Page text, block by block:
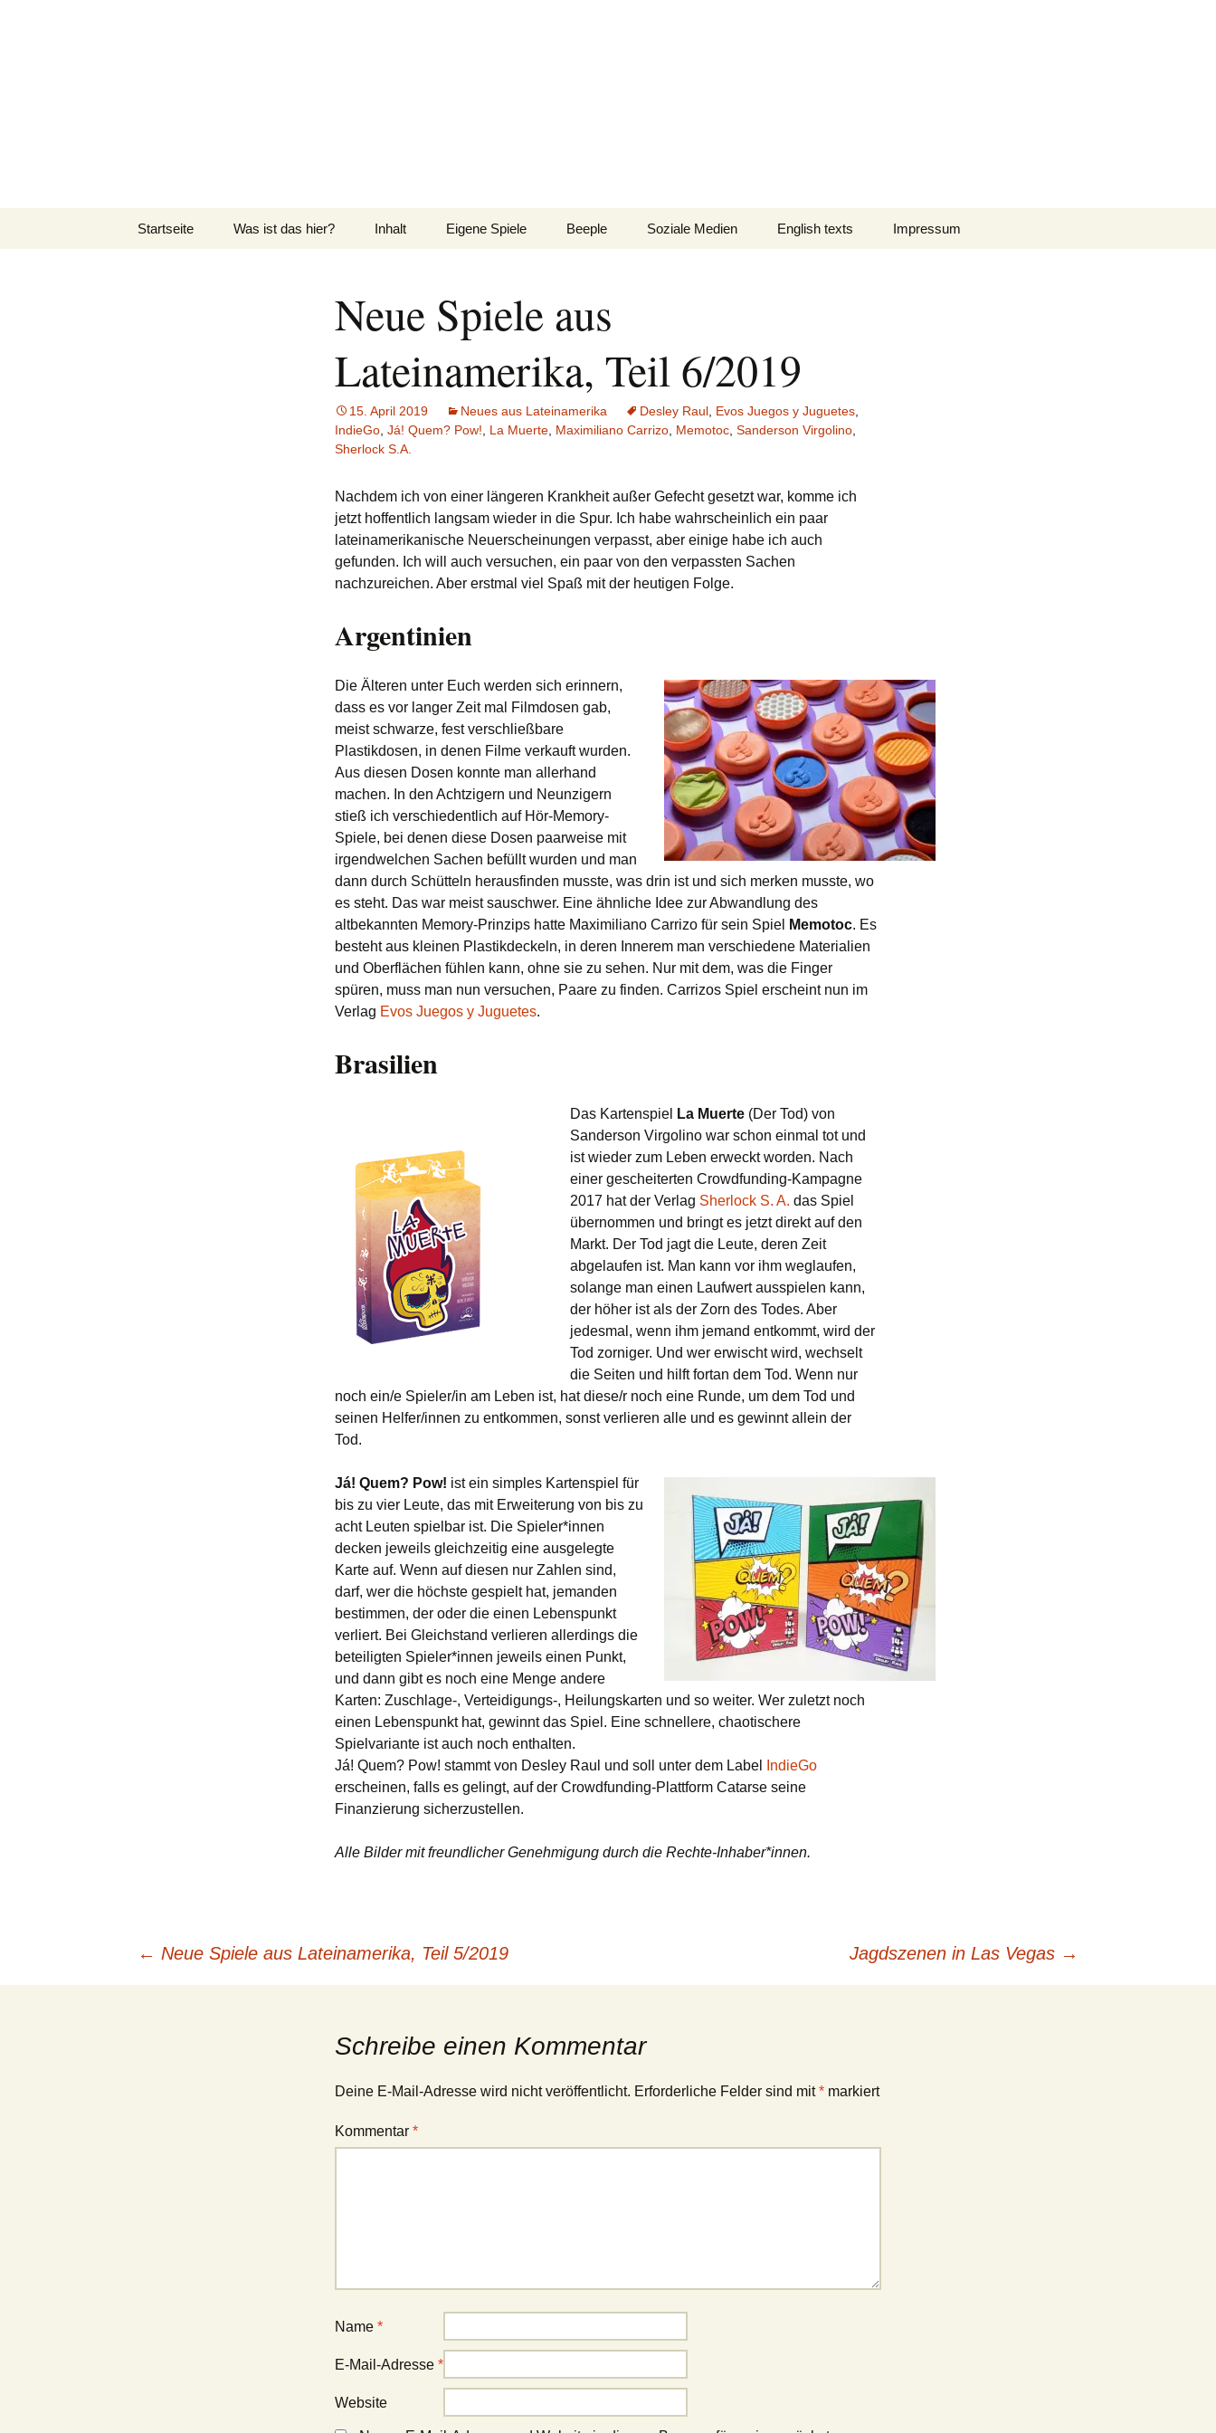
Startseite Was ist das hier? Inhalt
Verlagsliste
Lateinamerika
Verlagsliste Argentinien
Verlagsliste Brasilien
Verlagsliste Chile
Verlagsliste Ecuador
Verlagsliste Guatemala
Verlagsliste Kolumbien
Verlagsliste Peru
Verlagsliste Uruguay
Verlagsliste Venezuela
Eigene Spiele
Mission Impractical
Pari
Schiebung
Tricky Bid
Unmöglich!?/Débrouille-
toi!
Beeple Soziale Medien English texts Impressum
Neue Spiele aus
Lateinamerika, Teil 6/2019
15. April 2019 Neues aus Lateinamerika Desley Raul Evos Juegos y Juguetes
IndieGo Já! Quem? Pow! La Muerte Maximiliano Carrizo Memotoc Sanderson Virgolino
Sherlock S.A.
Nachdem ich von einer längeren Krankheit außer Gefecht gesetzt war, komme ich
jetzt hoffentlich langsam wieder in die Spur. Ich habe wahrscheinlich ein paar
lateinamerikanische Neuerscheinungen verpasst, aber einige habe ich auch
gefunden. Ich will auch versuchen, ein paar von den verpassten Sachen
nachzureichen. Aber erstmal viel Spaß mit der heutigen Folge.
Argentinien
Die Älteren unter Euch werden sich erinnern,
dass es vor langer Zeit mal Filmdosen gab,
meist schwarze, fest verschließbare
Plastikdosen, in denen Filme verkauft wurden.
Aus diesen Dosen konnte man allerhand
machen. In den Achtzigern und Neunzigern
stieß ich verschiedentlich auf Hör-Memory-
Spiele, bei denen diese Dosen paarweise mit
irgendwelchen Sachen befüllt wurden und man
dann durch Schütteln herausfinden musste, was drin ist und sich merken musste, wo
es steht. Das war meist sauschwer. Eine ähnliche Idee zur Abwandlung des
altbekannten Memory-Prinzips hatte Maximiliano Carrizo für sein Spiel
Memotoc. Es
besteht aus kleinen Plastikdeckeln, in deren Innerem man verschiedene Materialien
und Oberflächen fühlen kann, ohne sie zu sehen. Nur mit dem, was die Finger
spüren, muss man nun versuchen, Paare zu finden. Carrizos Spiel erscheint nun im
Verlag Evos Juegos y Juguetes.
Brasilien
Das Kartenspiel La Muerte (Der Tod) von
Sanderson Virgolino war schon einmal tot und
ist wieder zum Leben erweckt worden. Nach
einer gescheiterten Crowdfunding-Kampagne
2017 hat der Verlag Sherlock S. A. das Spiel
übernommen und bringt es jetzt direkt auf den
Markt. Der Tod jagt die Leute, deren Zeit
abgelaufen ist. Man kann vor ihm weglaufen,
solange man einen Laufwert ausspielen kann,
der höher ist als der Zorn des Todes. Aber
jedesmal, wenn ihm jemand entkommt, wird der
Tod zorniger. Und wer erwischt wird, wechselt
die Seiten und hilft fortan dem Tod. Wenn nur
noch ein/e Spieler/in am Leben ist, hat diese/r noch eine Runde, um dem Tod und
seinen Helfer/innen zu entkommen, sonst verlieren alle und es gewinnt allein der
Tod.
Já! Quem? Pow! ist ein simples Kartenspiel für
bis zu vier Leute, das mit Erweiterung von bis zu
acht Leuten spielbar ist. Die Spieler*innen
decken jeweils gleichzeitig eine ausgelegte
Karte auf. Wenn auf diesen nur Zahlen sind,
darf, wer die höchste gespielt hat, jemanden
bestimmen, der oder die einen Lebenspunkt
verliert. Bei Gleichstand verlieren allerdings die
beteiligten Spieler*innen jeweils einen Punkt,
und dann gibt es noch eine Menge andere
Karten: Zuschlage-, Verteidigungs-, Heilungskarten und so weiter. Wer zuletzt noch
einen Lebenspunkt hat, gewinnt das Spiel. Eine schnellere, chaotischere
Spielvariante ist auch noch enthalten.
Já! Quem? Pow! stammt von Desley Raul und soll unter dem Label
IndieGo
erscheinen, falls es gelingt, auf der Crowdfunding-Plattform Catarse seine
Finanzierung sicherzustellen.
Alle Bilder mit freundlicher Genehmigung durch die Rechte-Inhaber*innen.
Beitragsnavigation
← Neue Spiele aus Lateinamerika, Teil 5/2019 Jagdszenen in Las Vegas →
Schreibe einen Kommentar
Deine E-Mail-Adresse wird nicht veröffentlicht. Erforderliche Felder sind mit* markiert
Kommentar *
Name *
E-Mail-Adresse *
Website